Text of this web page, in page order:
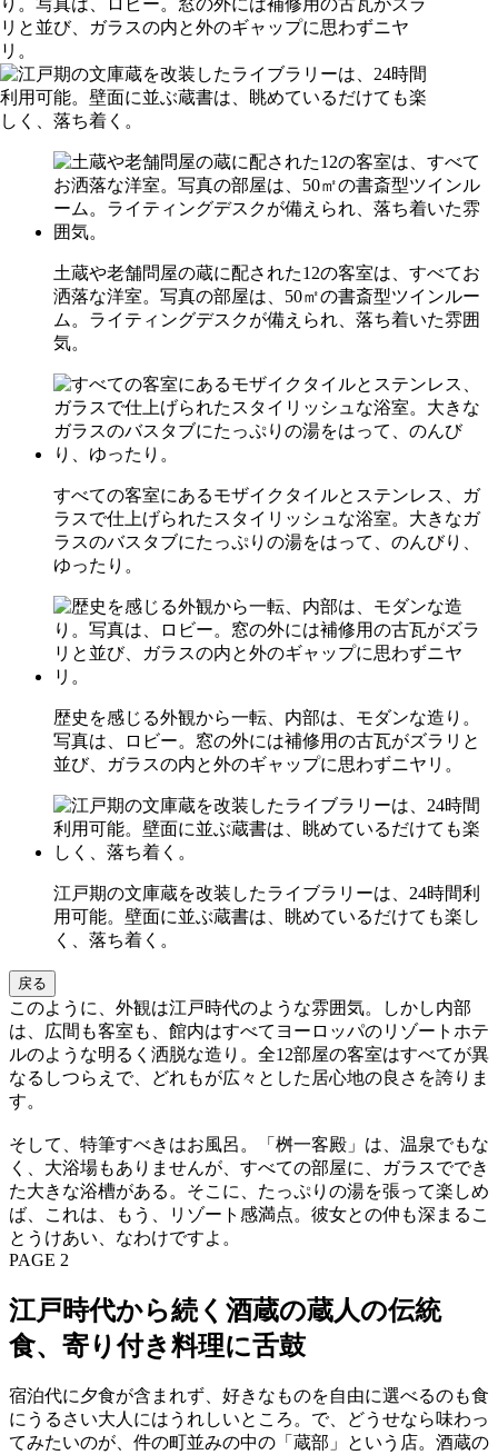
土蔵や老舗問屋の蔵に配された12の客室は、すべてお
洒落な洋室。写真の部屋は、50㎡の書斎型ツインルー
ム。ライティングデスクが備えられ、落ち着いた雰囲
気。
すべての客室にあるモザイクタイルとステンレス、ガ
ラスで仕上げられたスタイリッシュな浴室。大きなガ
ラスのバスタブにたっぷりの湯をはって、のんびり、
ゆったり。
歴史を感じる外観から一転、内部は、モダンな造り。
写真は、ロビー。窓の外には補修用の古瓦がズラリと
並び、ガラスの内と外のギャップに思わずニヤリ。
江戸期の文庫蔵を改装したライブラリーは、24時間利
用可能。壁面に並ぶ蔵書は、眺めているだけても楽し
く、落ち着く。
戻る
このように、外観は江戸時代のような雰囲気。しかし内部
は、広間も客室も、館内はすべてヨーロッパのリゾートホテ
ルのような明るく洒脱な造り。全12部屋の客室はすべてが異
なるしつらえで、どれもが広々とした居心地の良さを誇りま
す。
そして、特筆すべきはお風呂。「桝一客殿」は、温泉でもな
く、大浴場もありませんが、すべての部屋に、ガラスででき
た大きな浴槽がある。そこに、たっぷりの湯を張って楽しめ
ば、これは、もう、リゾート感満点。彼女との仲も深まるこ
とうけあい、なわけですよ。
PAGE 2
江戸時代から続く酒蔵の蔵人の伝統
食、寄り付き料理に舌鼓
宿泊代に夕食が含まれず、好きなものを自由に選べるのも食
にうるさい大人にはうれしいところ。で、どうせなら味わっ
てみたいのが、件の町並みの中の「蔵部」という店。酒蔵の